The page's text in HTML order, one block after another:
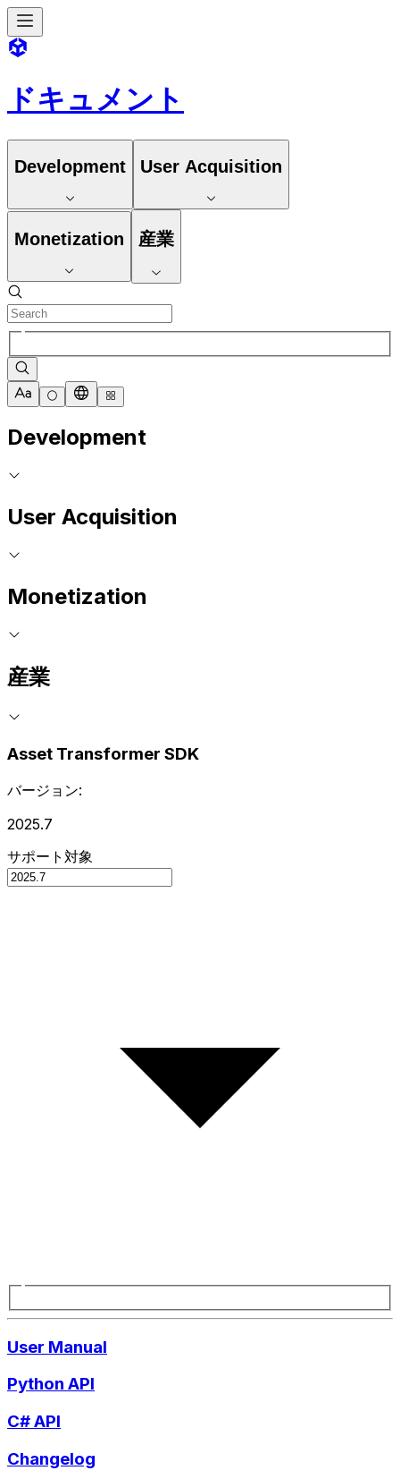
ドキュメント
Development User Acquisition
Monetization 産業
Development
User Acquisition
Monetization
産業
Asset Transformer SDK
バージョン:
2025.7
サポート対象
User Manual
Python API
C# API
Changelog